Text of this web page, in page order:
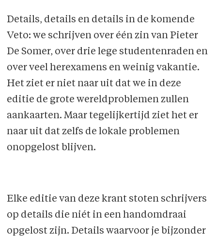
Details, details en details in de komende
Veto: we schrijven over één zin van Pieter
De Somer, over drie lege studentenraden en
over veel herexamens en weinig vakantie.
Het ziet er niet naar uit dat we in deze
editie de grote wereldproblemen zullen
aankaarten. Maar tegelijkertijd ziet het er
naar uit dat zelfs de lokale problemen
onopgelost blijven.
Elke editie van deze krant stoten schrijvers
op details die niét in een handomdraai
opgelost zijn. Details waarvoor je bijzonder